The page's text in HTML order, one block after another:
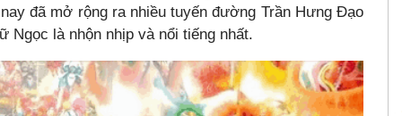
đã mở rộng ra nhiều tuyến đường Trần Hưng Đạo
Ngọc là nhộn nhịp và nổi tiếng nhất.